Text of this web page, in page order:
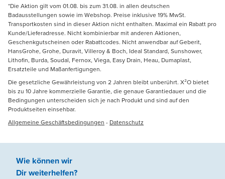
*Die Aktion gilt vom 01.08. bis zum 31.08. in allen deutschen
Badausstellungen sowie im Webshop. Preise inklusive 19% MwSt.
Transportkosten sind in dieser Aktion nicht enthalten. Maximal ein Rabatt pro
Kunde/Lieferadresse. Nicht kombinierbar mit anderen Aktionen,
Geschenkgutscheinen oder Rabattcodes. Nicht anwendbar auf Geberit,
HansGrohe, Grohe, Duravit, Villeroy & Boch, Ideal Standard, Sunshower,
Lithofin, Burda, Soudal, Fernox, Viega, Easy Drain, Heau, Dumaplast,
Ersatzteile und Maßanfertigungen.
Die gesetzliche Gewährleistung von 2 Jahren bleibt unberührt. X²O bietet
bis zu 10 Jahre kommerzielle Garantie, die genaue Garantiedauer und die
Bedingungen unterscheiden sich je nach Produkt und sind auf den
Produktseiten einsehbar.
Allgemeine Geschäftsbedingungen - Datenschutz
Wie können wir
Dir weiterhelfen?